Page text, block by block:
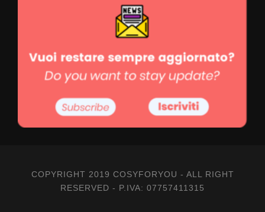
COPYRIGHT 2019 COSYFORYOU - ALL RIGHT
RESERVED - P.IVA: 07757411315